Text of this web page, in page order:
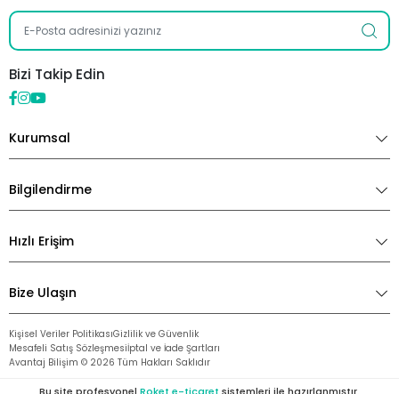
Bizi Takip Edin
Kurumsal
Bilgilendirme
Hızlı Erişim
Bize Ulaşın
Avantaj Bilişim © 2026 Tüm Hakları Saklıdır
Kişisel Veriler PolitikasıGizlilik ve Güvenlik
Mesafeli Satış Sözleşmesiİptal ve İade Şartları